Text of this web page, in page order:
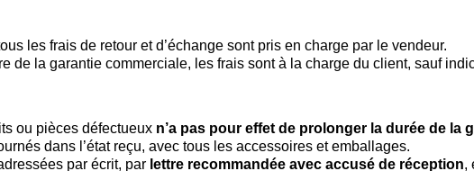
les frais de retour et d’échange sont pris en charge par le vendeur.
de la garantie commerciale, les frais sont à la charge du client, sauf
ou pièces défectueux n’a pas pour effet de prolonger la durée de la
dans l’état reçu, avec tous les accessoires et emballages.
par écrit, par lettre recommandée avec accusé de réception,